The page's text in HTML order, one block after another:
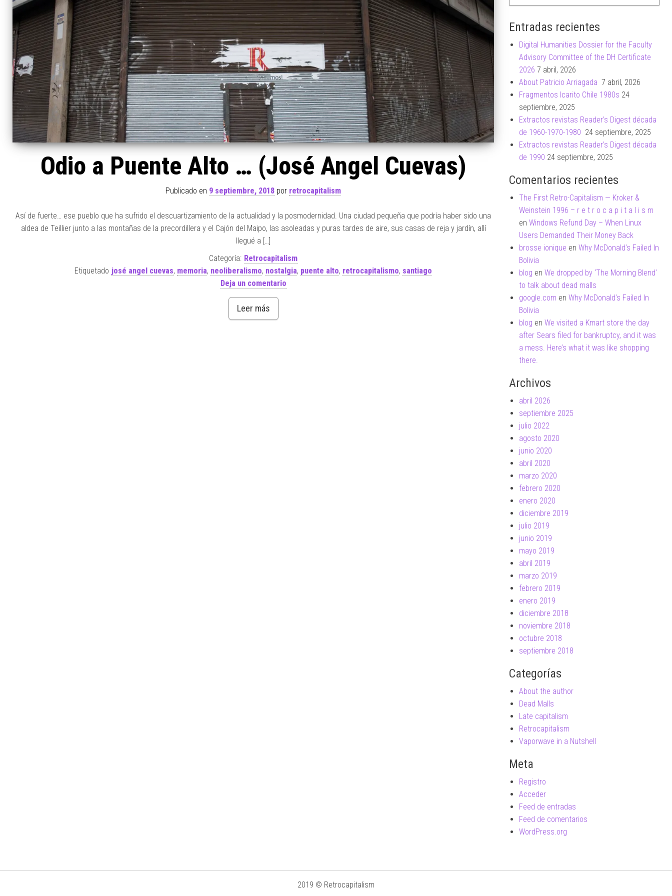
Odio a Puente Alto … (José Angel Cuevas)
Publicado en 9 septiembre, 2018 por retrocapitalism
Así de fuerte… ese pueblo que ha sufrido el descuartizamiento de la actualidad y la posmodernidad. Una ciudad pequeña que podría haber sido una
aldea de Teillier junto a las montañas de la precordillera y el Cajón del Maipo, las asoleadas y puras tardes de aire, sus casas de reja y jardín, allí
llegué a […]
Categoría: Retrocapitalism
Etiquetado josé angel cuevas, memoria, neoliberalismo, nostalgia, puente alto, retrocapitalismo, santiago
Deja un comentario
Leer más
Entradas recientes
Digital Humanities Dossier for the Faculty
Advisory Committee of the DH Certificate
2026 7 abril, 2026
About Patricio Arriagada 7 abril, 2026
Fragmentos Icarito Chile 1980s 24
septiembre, 2025
Extractos revistas Reader’s Digest década
de 1960-1970-1980 24 septiembre, 2025
Extractos revistas Reader’s Digest década
de 1990 24 septiembre, 2025
Comentarios recientes
The First Retro-Capitalism — Kroker &
Weinstein 1996 – r e t r o c a p i t a l i s m
en Windows Refund Day – When Linux
Users Demanded Their Money Back
brosse ionique en Why McDonald’s Failed In
Bolivia
blog en We dropped by ‘The Morning Blend’
to talk about dead malls
google.com en Why McDonald’s Failed In
Bolivia
blog en We visited a Kmart store the day
after Sears filed for bankruptcy, and it was
a mess. Here’s what it was like shopping
there.
Archivos
abril 2026
septiembre 2025
julio 2022
agosto 2020
junio 2020
abril 2020
marzo 2020
febrero 2020
enero 2020
diciembre 2019
julio 2019
junio 2019
mayo 2019
abril 2019
marzo 2019
febrero 2019
enero 2019
diciembre 2018
noviembre 2018
octubre 2018
septiembre 2018
Categorías
About the author
Dead Malls
Late capitalism
Retrocapitalism
Vaporwave in a Nutshell
Meta
Registro
Acceder
Feed de entradas
Feed de comentarios
WordPress.org
2019 © Retrocapitalism